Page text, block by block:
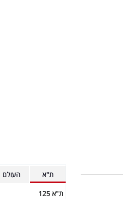
ת"א העולם
ת"א 125